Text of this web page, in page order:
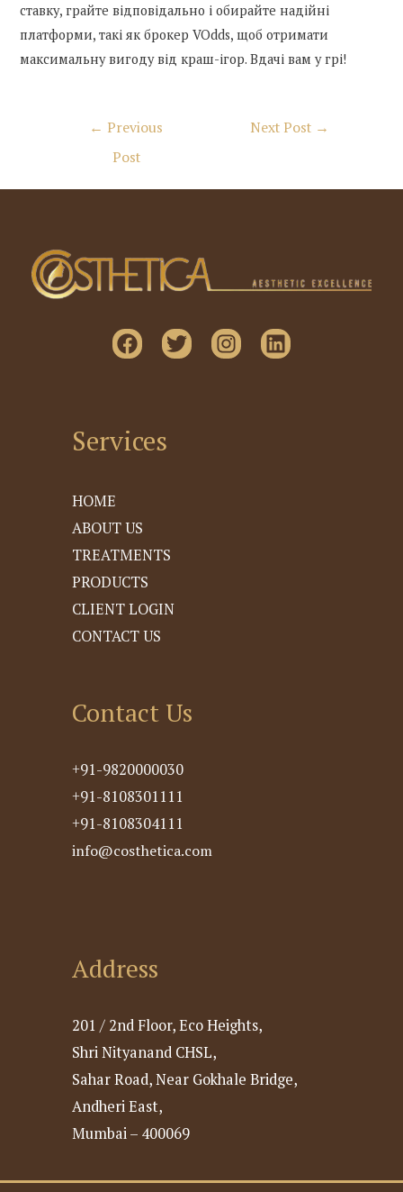
ставку, грайте відповідально і обирайте надійні
платформи, такі як брокер VOdds, щоб отримати
максимальну вигоду від краш-ігор. Вдачі вам у грі!
← Previous
Post
Next Post →
Services
HOME
ABOUT US
TREATMENTS
PRODUCTS
CLIENT LOGIN
CONTACT US
Contact Us
+91-9820000030
+91-8108301111
+91-8108304111
info@costhetica.com
Address
201 / 2nd Floor, Eco Heights,
Shri Nityanand CHSL,
Sahar Road, Near Gokhale Bridge,
Andheri East,
Mumbai – 400069